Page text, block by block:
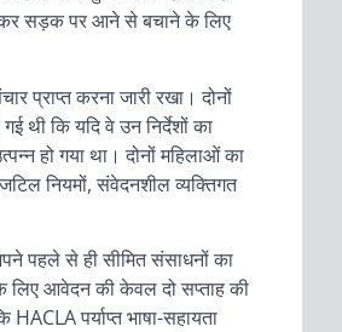
सड़क पर आने से बचाने के लिए
प्राप्त करना जारी रखा। दोनों
थी कि यदि वे उन निर्देशों का
हो गया था। दोनों महिलाओं का
नियमों, संवेदनशील व्यक्तिगत
पहले से ही सीमित संसाधनों का
लिए आवेदन की केवल दो सप्ताह की
पर्याप्त भाषा-सहायता